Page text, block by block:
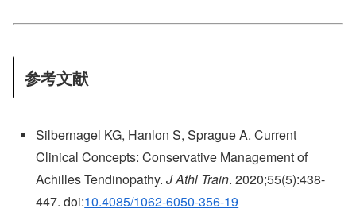
参考文献
Silbernagel KG, Hanlon S, Sprague A. Current
Clinical Concepts: Conservative Management of
Achilles Tendinopathy.J Athl Train. 2020;55(5):438-
447. doi:10.4085/1062-6050-356-19